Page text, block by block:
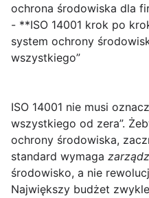
ochrona środowiska dla
- **ISO 14001 krok po
system ochrony
wszystkiego”
ISO 14001 nie musi
wszystkiego od zera”.
ochrony środowiska,
standard wymaga
środowisko, a nie
Największy budżet